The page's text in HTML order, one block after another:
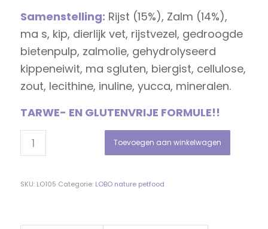
Samenstelling: Rijst (15%), Zalm (14%),
ma s, kip, dierlijk vet, rijstvezel, gedroogde
bietenpulp, zalmolie, gehydrolyseerd
kippeneiwit, ma sgluten, biergist, cellulose,
zout, lecithine, inuline, yucca, mineralen.
TARWE- EN GLUTENVRIJE FORMULE!!
Toevoegen aan winkelwagen
SKU: LO105 Categorie: LOBO nature petfood